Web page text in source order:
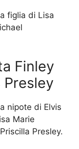
figlia di Lisa
Finley
nipote di Elvis
Marie
Presley.